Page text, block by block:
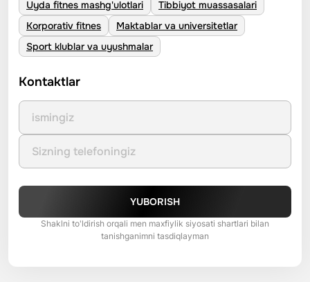
Uyda fitnes mashg'ulotlari
Tibbiyot muassasalari
Korporativ fitnes
Maktablar va universitetlar
Sport klublar va uyushmalar
Kontaktlar
YUBORISH
Shaklni to'ldirish orqali men maxfiylik siyosati shartlari bilan
tanishganimni tasdiqlayman